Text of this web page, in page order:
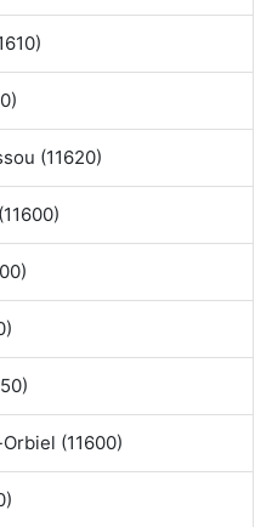
(11620)
(11600)